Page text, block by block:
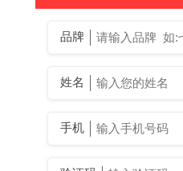
品牌
姓名
手机